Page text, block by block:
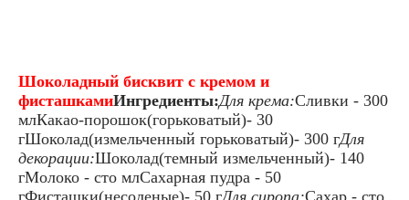
Шоколадный бисквит с кремом и
фисташкамиИнгредиенты:Для крема:Сливки - 300
млКакао-порошок(горьковатый)- 30
гШоколад(измельченный горьковатый)- 300 гДля
декорации:Шоколад(темный измельченный)- 140
гМолоко - сто млСахарная пудра - 50
гФисташки(несоленые)- 50 гДля сиропа:Сахар - сто